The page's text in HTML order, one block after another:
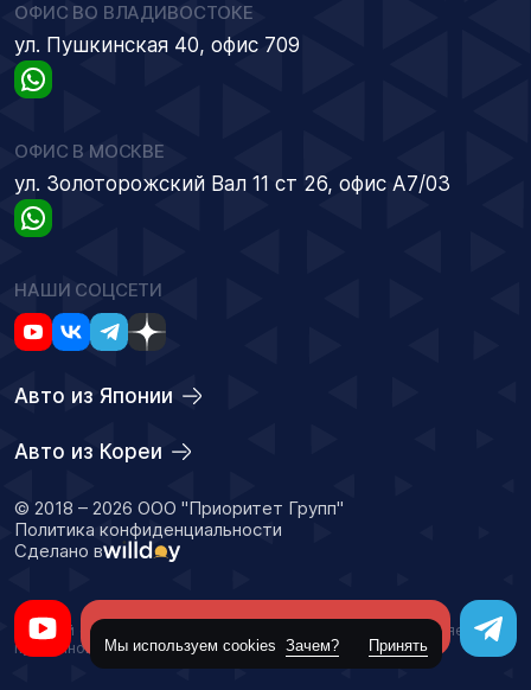
ОФИС ВО ВЛАДИВОСТОКЕ
ул. Пушкинская 40, офис 709
ОФИС В МОСКВЕ
ул. Золоторожский Вал 11 ст 26, офис А7/03
НАШИ СОЦСЕТИ
Авто из Японии
Авто из Кореи
© 2018 – 2026 ООО "Приоритет Групп"
Политика конфиденциальности
Сделано в
Данный сайт носит информационный характер и не является
публичной офертойМы используем cookies Зачем? Принять